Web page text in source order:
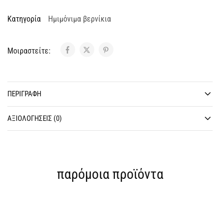
Κατηγορία Ημιμόνιμα βερνίκια
Μοιραστείτε:
ΠΕΡΙΓΡΑΦΉ
ΑΞΙΟΛΟΓΉΣΕΙΣ (0)
παρόμοια προϊόντα